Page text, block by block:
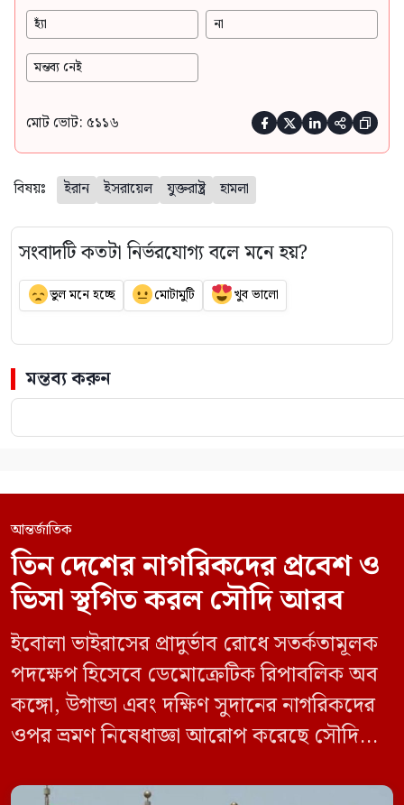
হ্যাঁ না
মন্তব্য নেই
মোট ভোট: ৫১১৬     
বিষয়ঃ ইরান ইসরায়েল যুক্তরাষ্ট্র হামলা
সংবাদটি কতটা নির্ভরযোগ্য বলে মনে হয়?
ভুল মনে হচ্ছে মোটামুটি খুব ভালো
মন্তব্য করুন
আন্তর্জাতিক
তিন দেশের নাগরিকদের প্রবেশ ও
ভিসা স্থগিত করল সৌদি আরব
ইবোলা ভাইরাসের প্রাদুর্ভাব রোধে সতর্কতামূলক
পদক্ষেপ হিসেবে ডেমোক্রেটিক রিপাবলিক অব
কঙ্গো, উগান্ডা এবং দক্ষিণ সুদানের নাগরিকদের
ওপর ভ্রমণ নিষেধাজ্ঞা আরোপ করেছে সৌদি
যেকোনো ভ্রমণকারীর জন্য ভিসা ইস্যু এবং